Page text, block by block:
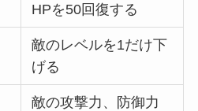
HPを50回復する
敵のレベルを1だけ下
げる
敵の攻撃力、防御力